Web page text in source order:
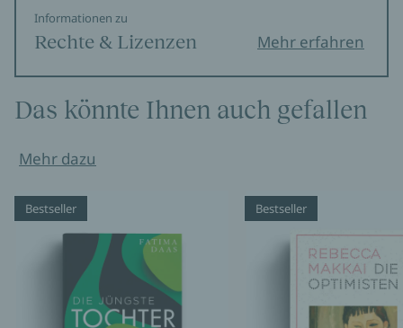
Informationen zu
Rechte & Lizenzen Mehr erfahren
Das könnte Ihnen auch gefallen
Mehr dazu
Bestseller Bestseller